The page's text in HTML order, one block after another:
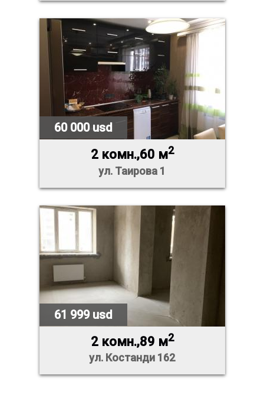
60 000 usd
2 комн.,60 м2
ул. Таирова 1
61 999 usd
2 комн.,89 м2
ул. Костанди 162